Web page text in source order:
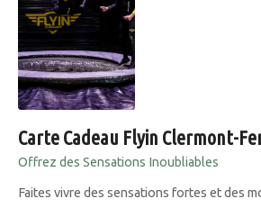
Carte Cadeau Flyin Clermont-
Offrez des Sensations Inoubliables
Faites vivre des sensations fortes et des